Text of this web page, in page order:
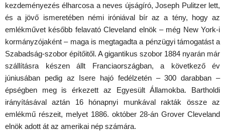
kezdeményezés élharcosa a neves újságíró, Joseph Pulitzer lett,
és a jövő ismeretében némi iróniával bír az a tény, hogy az
emlékművet később felavató Cleveland elnök – még New York-i
kormányzójaként – maga is megtagadta a pénzügyi támogatást a
Szabadság-szobor építőitől. A gigantikus szobor 1884 nyarán már
szállításra készen állt Franciaországban, a következő év
júniusában pedig az Isere hajó fedélzetén – 300 darabban –
épségben meg is érkezett az Egyesült Államokba. Bartholdi
irányításával aztán 16 hónapnyi munkával rakták össze az
emlékmű részeit, melyet 1886. október 28-án Grover Cleveland
elnök adott át az amerikai nép számára.